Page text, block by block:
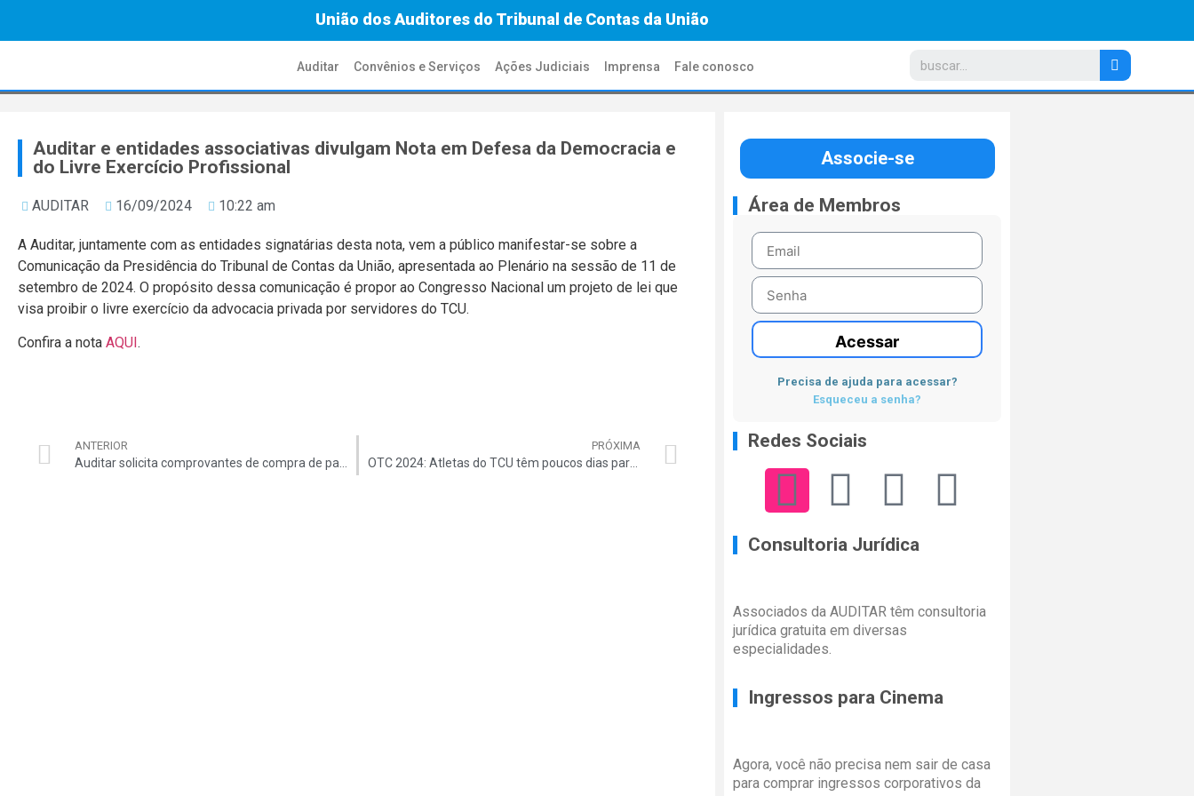
União dos Auditores do Tribunal de Contas da União
Auditar Convênios e Serviços Ações Judiciais Imprensa Fale conosco
Auditar e entidades associativas divulgam Nota em Defesa da Democracia e
do Livre Exercício Profissional
AUDITAR 16/09/2024 10:22 am
A Auditar, juntamente com as entidades signatárias desta nota, vem a público manifestar-se sobre a
Comunicação da Presidência do Tribunal de Contas da União, apresentada ao Plenário na sessão de 11 de
setembro de 2024. O propósito dessa comunicação é propor ao Congresso Nacional um projeto de lei que
visa proibir o livre exercício da advocacia privada por servidores do TCU.
Confira a nota AQUI .
ANTERIOR
Auditar solicita comprovantes de compra de passagens aéreas para traslado e ressarcimento no XI Congresso de Auditores do TCU
PRÓXIMA
OTC 2024: Atletas do TCU têm poucos dias para retirar o kit com uniformes na sede da Auditar
Associe-se
Área de Membros
Acessar
Precisa de ajuda para acessar?
Esqueceu a senha?
Redes Sociais
Consultoria Jurídica
Associados da AUDITAR têm consultoria
jurídica gratuita em diversas
especialidades.
Ingressos para Cinema
Agora, você não precisa nem sair de casa
para comprar ingressos corporativos da